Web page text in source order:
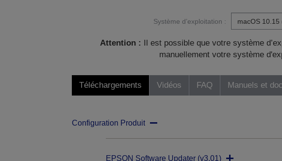
Système d’exploitation :
Attention :
Il est possible que votre système
manuellement votre système
Téléchargements Vidéos FAQ Manuels et
Configuration Produit
EPSON Software Updater (v3.01)